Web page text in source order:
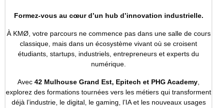
Formez-vous au cœur d’un hub d’innovation industrielle.
À KMØ, votre parcours ne commence pas dans une salle de cours
classique, mais dans un écosystème vivant où se croisent
étudiants, startups, industriels, entrepreneurs et experts du
numérique.
Avec 42 Mulhouse Grand Est, Epitech et PHG Academy
explorez des formations tournées vers les métiers qui transforment
déjà l’industrie, le digital, le gaming, l’IA et les nouveaux usages